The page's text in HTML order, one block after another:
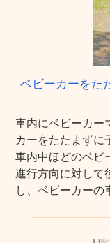
ベビーカーをた
車内にベビーカー
カーをたたまずに
車内中ほどのベビ
進行方向に対して
し、ベビーカーの